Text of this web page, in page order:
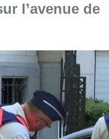
l’avenue de